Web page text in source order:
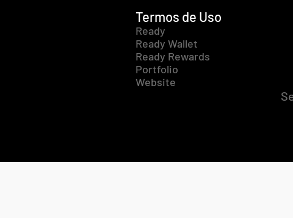
Termos de Uso
Ready
Ready Wallet
Ready Rewards
Portfolio
Website